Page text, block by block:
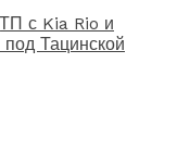
с Kia Rio и
Тацинской